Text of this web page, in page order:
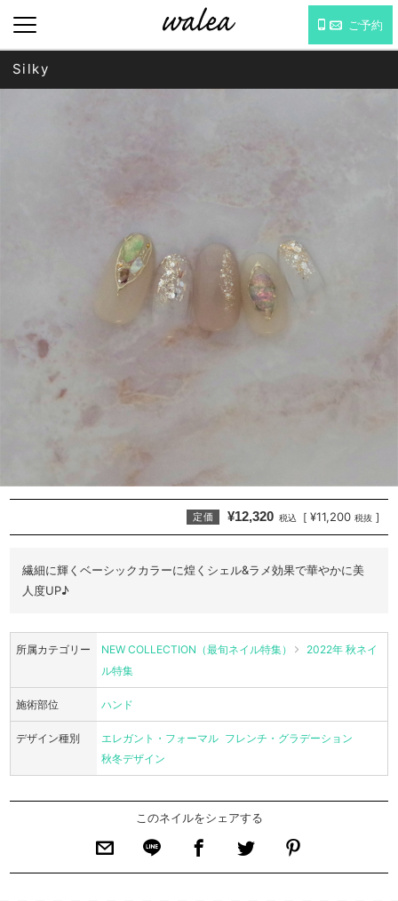
ご予約
Silky
定価 ¥12,320 税込 [ ¥11,200 税抜 ]
繊細に輝くベーシックカラーに煌くシェル&ラメ効果で華やかに美
人度UP♪
所属カテゴリー NEW COLLECTION（最旬ネイル特集）
2022年 秋ネイ
ル特集
施術部位 ハンド
デザイン種別 エレガント・フォーマル フレンチ・グラデーション
秋冬デザイン
このネイルをシェアする